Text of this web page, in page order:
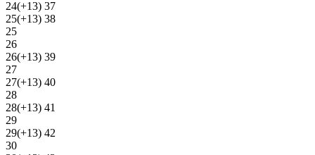
24(+13) 37
25(+13) 38
25
26
26(+13) 39
27
27(+13) 40
28
28(+13) 41
29
29(+13) 42
30